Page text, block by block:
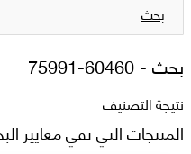
بحث
بحث -75991-60460
نتيجة التصنيف
المنتجات التي تفي معايير البحث :